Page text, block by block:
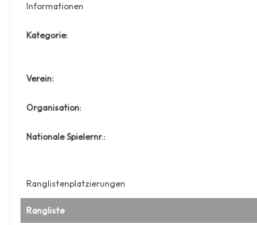
Informationen
Kategorie:
Verein:
Organisation:
Nationale Spielernr.:
Ranglistenplatzierungen
Rangliste